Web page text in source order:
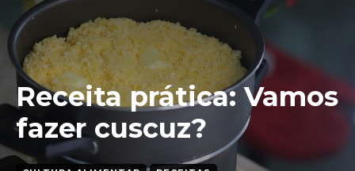
Receita prática: Vamos
fazer cuscuz?